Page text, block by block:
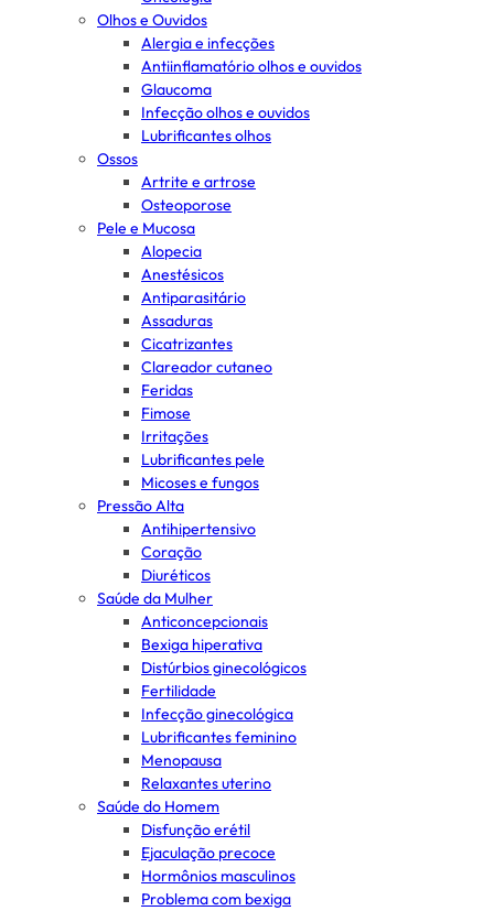
Olhos e Ouvidos
Alergia e infecções
Antiinflamatório olhos e ouvidos
Glaucoma
Infecção olhos e ouvidos
Lubrificantes olhos
Ossos
Artrite e artrose
Osteoporose
Pele e Mucosa
Alopecia
Anestésicos
Antiparasitário
Assaduras
Cicatrizantes
Clareador cutaneo
Feridas
Fimose
Irritações
Lubrificantes pele
Micoses e fungos
Pressão Alta
Antihipertensivo
Coração
Diuréticos
Saúde da Mulher
Anticoncepcionais
Bexiga hiperativa
Distúrbios ginecológicos
Fertilidade
Infecção ginecológica
Lubrificantes feminino
Menopausa
Relaxantes uterino
Saúde do Homem
Disfunção erétil
Ejaculação precoce
Hormônios masculinos
Problema com bexiga